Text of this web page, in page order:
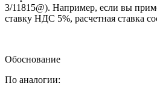
3/11815@). Например, если вы
ставку НДС 5%, расчетная ставка
Обоснование
По аналогии: